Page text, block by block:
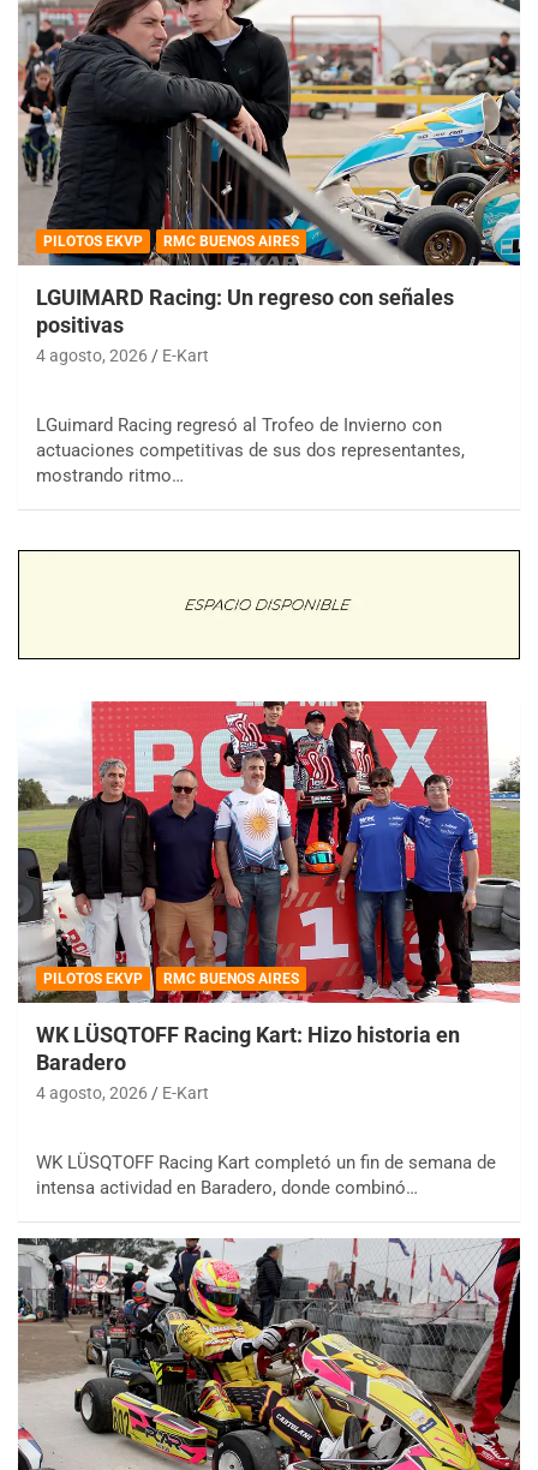
PILOTOS EKVP RMC BUENOS AIRES
LGUIMARD Racing: Un regreso con señales
positivas
4 agosto, 2026 E-Kart
LGuimard Racing regresó al Trofeo de Invierno con
actuaciones competitivas de sus dos representantes,
mostrando ritmo…
PILOTOS EKVP RMC BUENOS AIRES
WK LÜSQTOFF Racing Kart: Hizo historia en
Baradero
4 agosto, 2026 E-Kart
WK LÜSQTOFF Racing Kart completó un fin de semana de
intensa actividad en Baradero, donde combinó…